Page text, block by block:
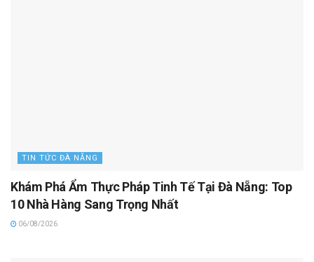
TIN TỨC ĐÀ NẴNG
Khám Phá Ẩm Thực Pháp Tinh Tế Tại Đà Nẵng: Top
10 Nhà Hàng Sang Trọng Nhất
06/08/2026